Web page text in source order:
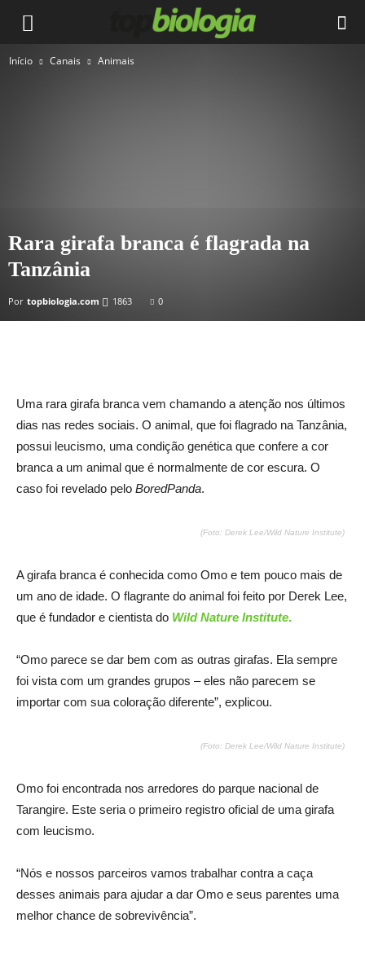
Início Canais Animais
Rara girafa branca é flagrada na
Tanzânia
Por topbiologia.com 1863 0
Uma rara girafa branca vem chamando a atenção nos últimos
dias nas redes sociais. O animal, que foi flagrado na Tanzânia,
possui leucismo, uma condição genética que confere a cor
branca a um animal que é normalmente de cor escura. O
caso foi revelado pelo BoredPanda.
(Foto: Derek Lee/Wild Nature Institute)
A girafa branca é conhecida como Omo e tem pouco mais de
um ano de idade. O flagrante do animal foi feito por Derek Lee,
que é fundador e cientista do Wild Nature Institute.
“Omo parece se dar bem com as outras girafas. Ela sempre
foi vista com um grandes grupos – eles não parecem se
importar com sua coloração diferente”, explicou.
(Foto: Derek Lee/Wild Nature Institute)
Omo foi encontrada nos arredores do parque nacional de
Tarangire. Este seria o primeiro registro oficial de uma girafa
com leucismo.
“Nós e nossos parceiros vamos trabalhar contra a caça
desses animais para ajudar a dar Omo e seus parentes uma
melhor chance de sobrevivência”.